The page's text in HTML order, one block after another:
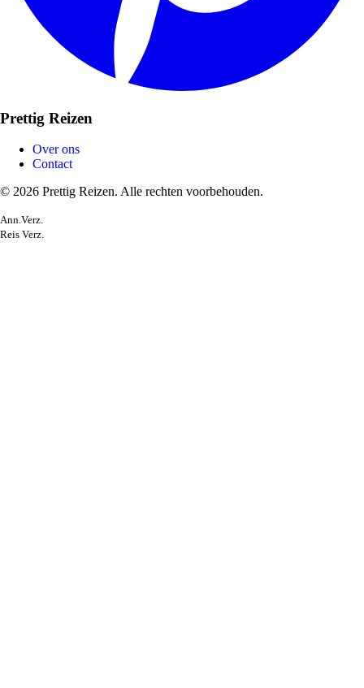
Prettig Reizen
Over ons
Contact
© 2026 Prettig Reizen. Alle rechten voorbehouden.
Ann.Verz.
Reis Verz.